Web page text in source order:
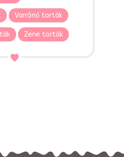
Varrónő torták
Zene torták